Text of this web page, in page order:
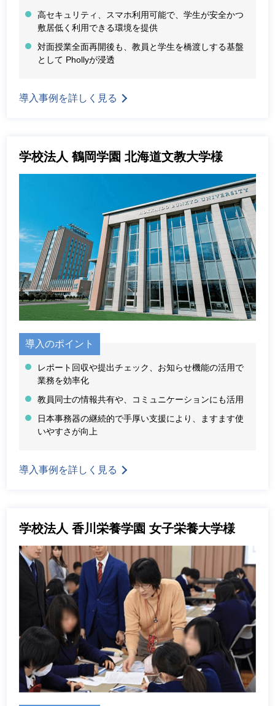
高セキュリティ、スマホ利用可能で、学生が安全かつ
敷居低く利用できる環境を提供
対面授業全面再開後も、教員と学生を橋渡しする基盤
として Phollyが浸透
導入事例を詳しく見る
学校法人 鶴岡学園 北海道文教大学様
導入のポイント
レポート回収や提出チェック、お知らせ機能の活用で
業務を効率化
教員同士の情報共有や、コミュニケーションにも活用
日本事務器の継続的で手厚い支援により、ますます使
いやすさが向上
導入事例を詳しく見る
学校法人 香川栄養学園 女子栄養大学様